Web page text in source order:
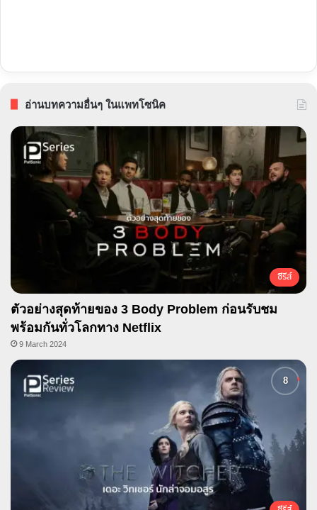
อ่านบทความอื่นๆ ในแพทโซนิค
ซีรีส์
ตัวอย่างสุดท้ายของ 3 Body Problem ก่อนรับชม
พร้อมกันทั่วโลกทาง Netflix
9 March 2024